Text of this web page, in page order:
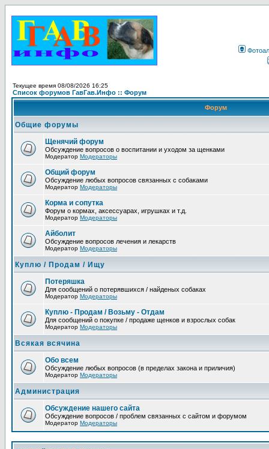
Текущее время 08/08/2026 16:25
Список форумов ГавГав.Инфо :: Форум
Форум
Общие форумы
Щенячий форум
Обсуждение вопросов о воспитании и уходом за щенками
Модератор Модераторы
Общий форум
Обсуждение любых вопросов связанных с собаками
Модератор Модераторы
Корма и сопутка
Форум о кормах, аксессуарах, игрушках и т.д.
Модератор Модераторы
Айболит
Обсуждение вопросов лечения и лекарств
Модератор Модераторы
Куплю / Продам / Ищу
Потеряшка
Для сообщений о потерявшихся / найденых собаках
Модератор Модераторы
Куплю - Продам / Возьму - Отдам
Для сообщений о покупке / продаже щенков и взрослых собак
Модератор Модераторы
Всякая всячина
Обо всем
Обсуждение любых вопросов (в пределах закона и приличия)
Модератор Модераторы
Администрация
Обсуждение нашего сайта
Обсуждение вопросов / проблем связанных с сайтом и форумом
Модератор Модераторы